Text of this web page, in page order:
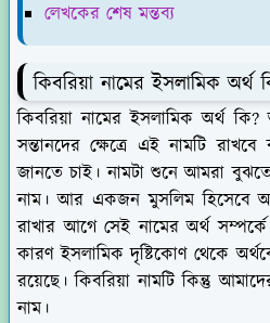
লেখকের শেষ মন্তব্য
কিবরিয়া নামের ইসলামিক অর্থ
কিবরিয়া নামের ইসলামিক অর্থ
সন্তানদের ক্ষেত্রে এই নামটি
জানতে চাই। নামটা শুনে আমরা
নাম। আর একজন মুসলিম হিসেবে
রাখার আগে সেই নামের অর্থ
কারণ ইসলামিক দৃষ্টিকোণ থেকে
রয়েছে। কিবরিয়া নামটি কিন্তু
নাম।